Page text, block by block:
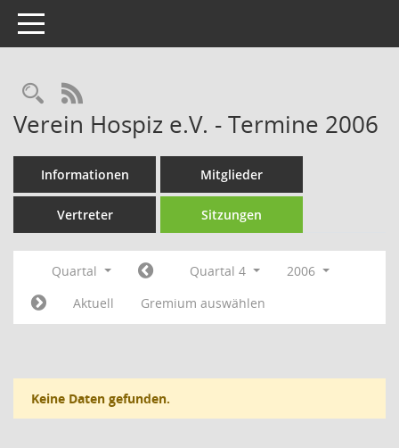
Toggle navigation
Rechercheauswahl
RSS-Feed
Verein Hospiz e.V. - Termine 2006
Informationen Mitglieder
Vertreter Sitzungen
Quartal Quartal 4
2006
Aktuell
Gremium auswählen
Keine Daten gefunden.